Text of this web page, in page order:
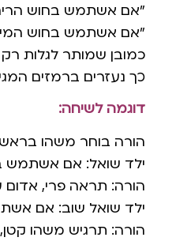
"אם אשתמש בחוש
"אם אשתמש בחוש
כמובן שמותר לגלות
כך נעזרים ברמזים
דוגמה לשיחה:
הורה בוחר משהו
ילד שואל: אם אשתמש
הורה: תראה פרי, אדום
ילד שואל שוב: אם
הורה: תרגיש משהו